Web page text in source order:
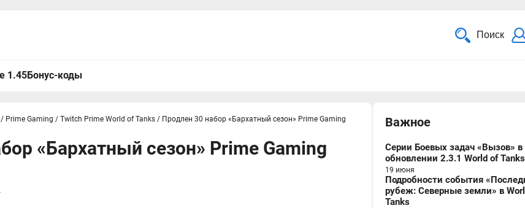
Поиск
1.45Бонус-коды
/ Prime Gaming / Twitch Prime World of Tanks / Продлен 30 набор «Бархатный сезон» Prime Gaming
«Бархатный сезон» Prime Gaming
Важное
Серии Боевых задач «Вызов» в
обновлении 2.3.1 World of Tanks
19 июня
Подробности события
рубеж: Северные земли» в
Tanks